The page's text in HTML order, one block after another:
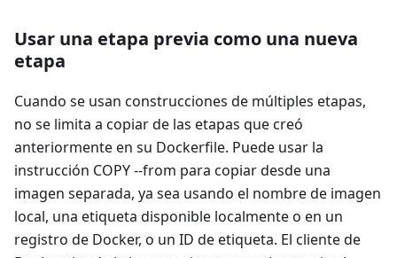
Usar una etapa previa como una nueva
etapa
Cuando se usan construcciones de múltiples etapas,
no se limita a copiar de las etapas que creó
anteriormente en su Dockerfile. Puede usar la
instrucción COPY --from para copiar desde una
imagen separada, ya sea usando el nombre de imagen
local, una etiqueta disponible localmente o en un
registro de Docker, o un ID de etiqueta. El cliente de